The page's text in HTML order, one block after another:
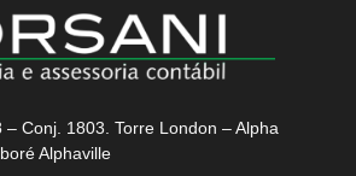
– Conj. 1803. Torre London – Alpha
Alphaville